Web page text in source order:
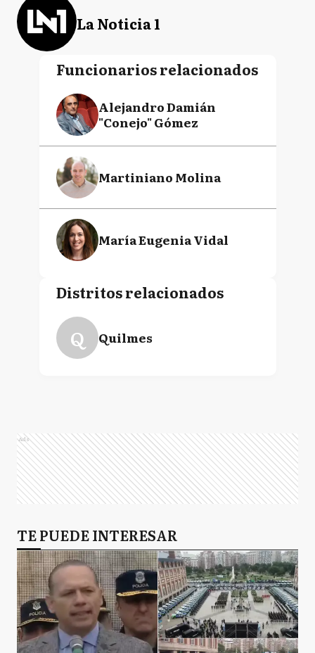
La Noticia 1
Funcionarios relacionados
Alejandro Damián
"Conejo" Gómez
Martiniano Molina
María Eugenia Vidal
Distritos relacionados
Q Quilmes
Ads
TE PUEDE INTERESAR